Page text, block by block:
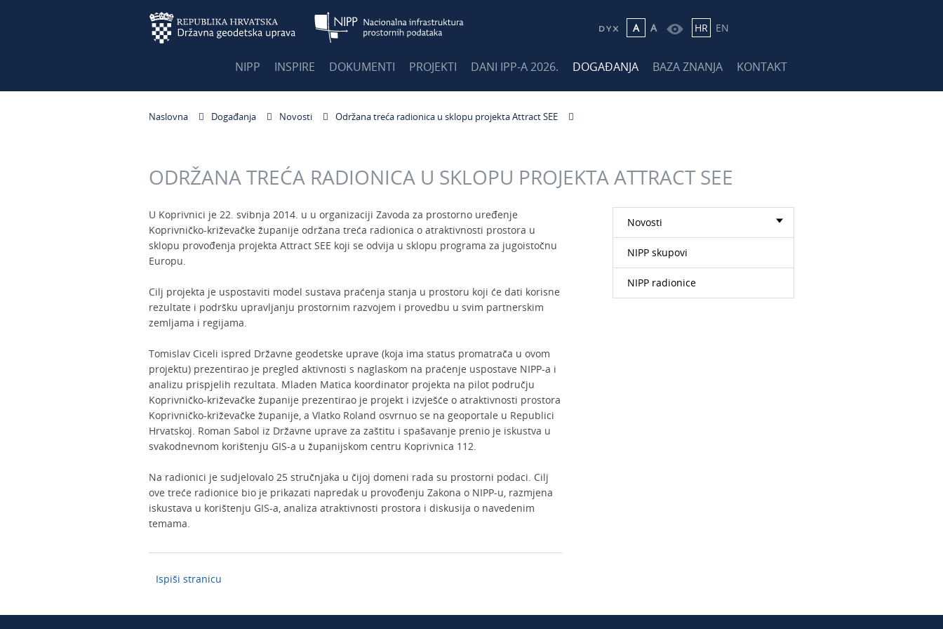
A A HR EN
NIPP INSPIRE DOKUMENTI PROJEKTI DANI IPP-A 2026. DOGAĐANJA BAZA ZNANJA KONTAKT
Naslovna Događanja Novosti Održana treća radionica u sklopu projekta Attract SEE
ODRŽANA TREĆA RADIONICA U SKLOPU PROJEKTA ATTRACT SEE
U Koprivnici je 22. svibnja 2014. u u organizaciji Zavoda za prostorno uređenje
Koprivničko-križevačke županije održana treća radionica o atraktivnosti prostora u
sklopu provođenja projekta Attract SEE koji se odvija u sklopu programa za jugoistočnu
Europu.
Cilj projekta je uspostaviti model sustava praćenja stanja u prostoru koji će dati korisne
rezultate i podršku upravljanju prostornim razvojem i provedbu u svim partnerskim
zemljama i regijama.
Tomislav Ciceli ispred Državne geodetske uprave (koja ima status promatrača u ovom
projektu) prezentirao je pregled aktivnosti s naglaskom na praćenje uspostave NIPP-a i
analizu prispjelih rezultata. Mladen Matica koordinator projekta na pilot području
Koprivničko-križevačke županije prezentirao je projekt i izvješće o atraktivnosti prostora
Koprivničko-križevačke županije, a Vlatko Roland osvrnuo se na geoportale u Republici
Hrvatskoj. Roman Sabol iz Državne uprave za zaštitu i spašavanje prenio je iskustva u
svakodnevnom korištenju GIS-a u županijskom centru Koprivnica 112.
Na radionici je sudjelovalo 25 stručnjaka u čijoj domeni rada su prostorni podaci. Cilj
ove treće radionice bio je prikazati napredak u provođenju Zakona o NIPP-u, razmjena
iskustava u korištenju GIS-a, analiza atraktivnosti prostora i diskusija o navedenim
temama.
Ispiši stranicu
Novosti
NIPP skupovi
NIPP radionice